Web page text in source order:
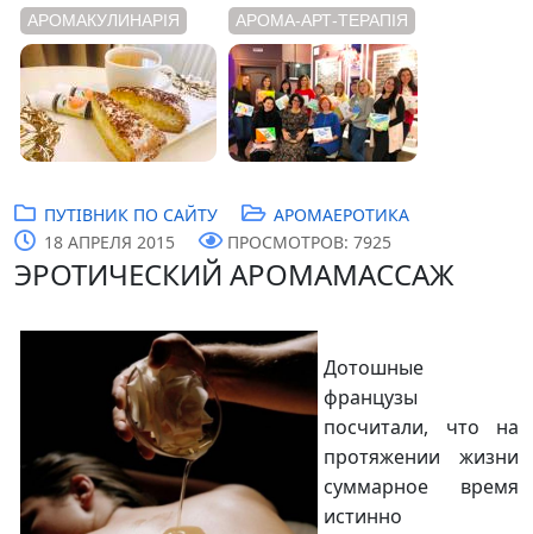
АРОМАКУЛИНАРІЯ АРОМА-АРТ-ТЕРАПІЯ
ПУТІВНИК ПО САЙТУ
АРОМАЕРОТИКА
18 АПРЕЛЯ 2015
ПРОСМОТРОВ: 7925
ЭРОТИЧЕСКИЙ АРОМАМАССАЖ
Дотошные
французы
посчитали, что на
протяжении жизни
суммарное время
истинно